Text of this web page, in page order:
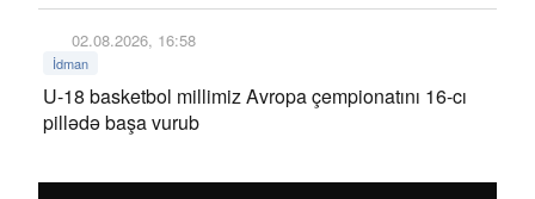
02.08.2026, 16:58
İdman
U-18 basketbol millimiz Avropa çempionatını 16-cı
pillədə başa vurub